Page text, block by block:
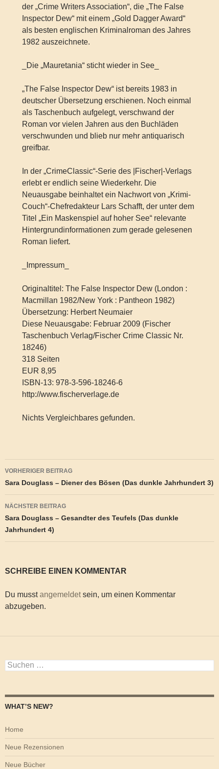
der „Crime Writers Association“, die „The False
Inspector Dew“ mit einem „Gold Dagger Award“
als besten englischen Kriminalroman des Jahres
1982 auszeichnete.
_Die „Mauretania“ sticht wieder in See_
„The False Inspector Dew“ ist bereits 1983 in
deutscher Übersetzung erschienen. Noch einmal
als Taschenbuch aufgelegt, verschwand der
Roman vor vielen Jahren aus den Buchläden
verschwunden und blieb nur mehr antiquarisch
greifbar.
In der „CrimeClassic“-Serie des |Fischer|-Verlags
erlebt er endlich seine Wiederkehr. Die
Neuausgabe beinhaltet ein Nachwort von „Krimi-
Couch“-Chefredakteur Lars Schafft, der unter dem
Titel „Ein Maskenspiel auf hoher See“ relevante
Hintergrundinformationen zum gerade gelesenen
Roman liefert.
_Impressum_
Originaltitel: The False Inspector Dew (London :
Macmillan 1982/New York : Pantheon 1982)
Übersetzung: Herbert Neumaier
Diese Neuausgabe: Februar 2009 (Fischer
Taschenbuch Verlag/Fischer Crime Classic Nr.
18246)
318 Seiten
EUR 8,95
ISBN-13: 978-3-596-18246-6
http://www.fischerverlage.de
Nichts Vergleichbares gefunden.
Beitragsnavigation
VORHERIGER BEITRAG
Sara Douglass – Diener des Bösen (Das dunkle Jahrhundert 3)
NÄCHSTER BEITRAG
Sara Douglass – Gesandter des Teufels (Das dunkle
Jahrhundert 4)
SCHREIBE EINEN KOMMENTAR
Du musstangemeldetsein, um einen Kommentar
abzugeben.
Suchen
nach:
WHAT’S NEW?
Home
Neue Rezensionen
Neue Bücher